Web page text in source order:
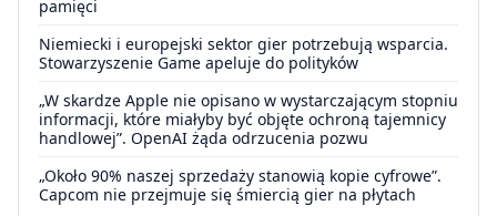
pamięci
Niemiecki i europejski sektor gier potrzebują wsparcia.
Stowarzyszenie Game apeluje do polityków
„W skardze Apple nie opisano w wystarczającym stopniu
informacji, które miałyby być objęte ochroną tajemnicy
handlowej”. OpenAI żąda odrzucenia pozwu
„Około 90% naszej sprzedaży stanowią kopie cyfrowe”.
Capcom nie przejmuje się śmiercią gier na płytach